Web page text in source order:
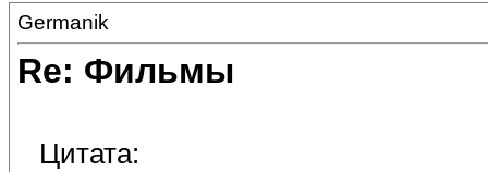
Germanik
Re: Фильмы
Цитата: